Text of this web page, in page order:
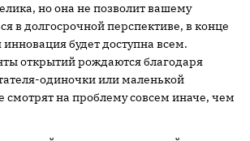
но она не позволит вашему
в долгосрочной перспективе, в конце
будет доступна всем.
открытий рождаются благодаря
одиночки или маленькой
на проблему совсем иначе, чем